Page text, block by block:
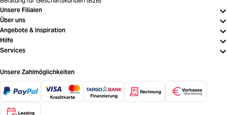
Unsere Filialen
Über uns
Angebote & Inspiration
Hilfe
Services
Unsere Zahlmöglichkeiten